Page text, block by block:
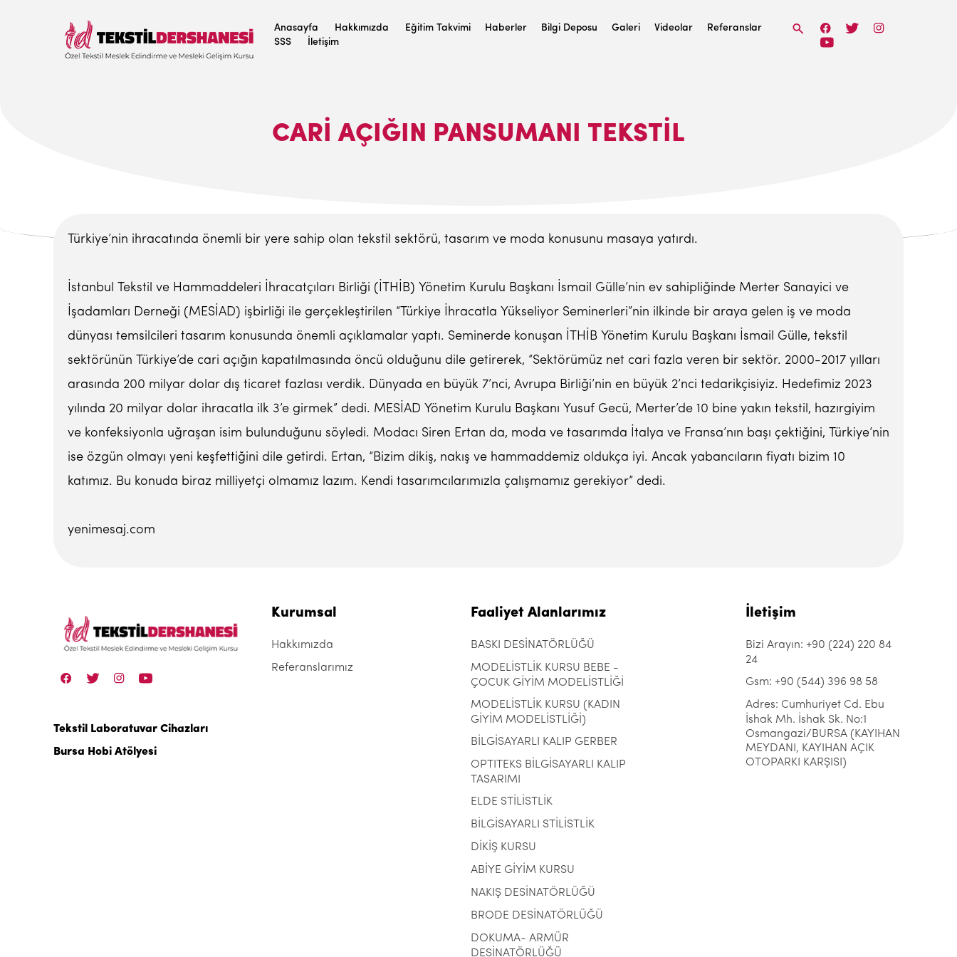
Anasayfa Hakkımızda Eğitim Takvimi Haberler Bilgi Deposu Galeri Videolar
Referanslar
SSS
İletişim
CARI AÇIĞIN PANSUMANI TEKSTIL
Türkiye’nin ihracatında önemli bir yere sahip olan tekstil sektörü, tasarım ve moda konusunu masaya yatırdı.
İstanbul Tekstil ve Hammaddeleri İhracatçıları Birliği (İTHİB) Yönetim Kurulu Başkanı İsmail Gülle’nin ev sahipliğinde Merter Sanayici ve
İşadamları Derneği (MESİAD) işbirliği ile gerçekleştirilen “Türkiye İhracatla Yükseliyor Seminerleri”nin ilkinde bir araya gelen iş ve moda
dünyası temsilcileri tasarım konusunda önemli açıklamalar yaptı. Seminerde konuşan İTHİB Yönetim Kurulu Başkanı İsmail Gülle, tekstil
sektörünün Türkiye’de cari açığın kapatılmasında öncü olduğunu dile getirerek, “Sektörümüz net cari fazla veren bir sektör. 2000-2017 yılları
arasında 200 milyar dolar dış ticaret fazlası verdik. Dünyada en büyük 7’nci, Avrupa Birliği’nin en büyük 2’nci tedarikçisiyiz. Hedefimiz 2023
yılında 20 milyar dolar ihracatla ilk 3’e girmek” dedi. MESİAD Yönetim Kurulu Başkanı Yusuf Gecü, Merter’de 10 bine yakın tekstil, hazırgiyim
ve konfeksiyonla uğraşan isim bulunduğunu söyledi. Modacı Siren Ertan da, moda ve tasarımda İtalya ve Fransa’nın başı çektiğini, Türkiye’nin
ise özgün olmayı yeni keşfettiğini dile getirdi. Ertan, “Bizim dikiş, nakış ve hammaddemiz oldukça iyi. Ancak yabancıların fiyatı bizim 10
katımız. Bu konuda biraz milliyetçi olmamız lazım. Kendi tasarımcılarımızla çalışmamız gerekiyor” dedi.
yenimesaj.com
Tekstil Laboratuvar Cihazları
Bursa Hobi Atölyesi
Kurumsal
Hakkımızda
Referanslarımız
Faaliyet Alanlarımız
BASKI DESİNATÖRLÜĞÜ
MODELİSTLİK KURSU BEBE -
ÇOCUK GİYİM MODELİSTLİĞİ
MODELİSTLİK KURSU (KADIN
GİYİM MODELİSTLİĞİ)
BİLGİSAYARLI KALIP GERBER
OPTITEKS BİLGİSAYARLI KALIP
TASARIMI
ELDE STİLİSTLİK
BİLGİSAYARLI STİLİSTLİK
DİKİŞ KURSU
ABİYE GİYİM KURSU
NAKIŞ DESİNATÖRLÜĞÜ
BRODE DESİNATÖRLÜĞÜ
DOKUMA- ARMÜR
DESİNATÖRLÜĞÜ
İletişim
Bizi Arayın: +90 (224) 220 84
24
Gsm: +90 (544) 396 98 58
Adres: Cumhuriyet Cd. Ebu
İshak Mh. İshak Sk. No:1
Osmangazi/BURSA (KAYIHAN
MEYDANI, KAYIHAN AÇIK
OTOPARKI KARŞISI)